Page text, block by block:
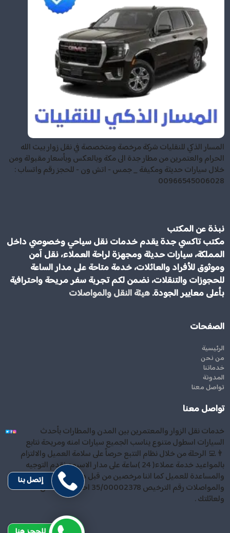
المسار الذكي للنقليات شركة مرخصة ومتخصصة في نقل زوار بيت الله
الحرام والعتمرين من مطار جدة الى مكة وبالعكس وبأسعار مقبولة ومن
خلال سيارات حديثة ومكيفة _ جمس - اتش ون - للحجز رقم واتساب :
00966545006028
نبذة عن المكتب
مكتب تاكسي جدة يقدم خدمات نقل سياحي وخصوصي داخل
المملكة، سيارات حديثة ومجهزة لراحة العملاء، نقل آمن
وموثوق للأفراد والعائلات، خدمة متاحة على مدار الساعة
للحجوزات والتنقلات، نضمن لكم تجربة سفر مريحة واحترافية
بأعلى معايير الجودة.هيئة النقل والمواصلات
الصفحات
الرئيسية
من نحن
خدماتنا
المدونة
تواصل معنا
تواصل معنا
خدمات نقل الزوار والمعتمرين بين المدن والمطارات بأحدث
السيارات اسطول متنوع يناسب الجميع سيارات امنه ومريحة نتابع
👨‍💻 الرحلة من خلال نظام التتبع حرصاً على سلامة العميل والالتزام
بالمواعيد خدمة عملاء( 24 )ساعة على مدار الاسبوع نقدم التوجيه
والمساعدة للعميل كما اننا مرخصين من قبل هيئة النقل
والمواصلات رقم الترخيص 35/00002378 احجز معنا . أمان لك
ولعائلتك .
إتصل بنا